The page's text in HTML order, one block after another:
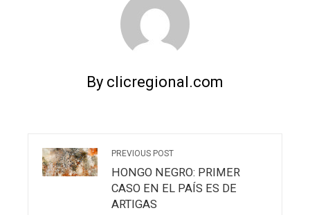
By clicregional.com
PREVIOUS POST
HONGO NEGRO: PRIMER
CASO EN EL PAÍS ES DE
ARTIGAS